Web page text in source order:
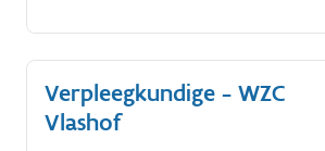
verpleegkundige handelingen uit
richtlijnen;je volgt zorgplannen op
continuïteit van zorg;je observeert
veranderingen in
Verpleegkundige - WZC
Vlashof